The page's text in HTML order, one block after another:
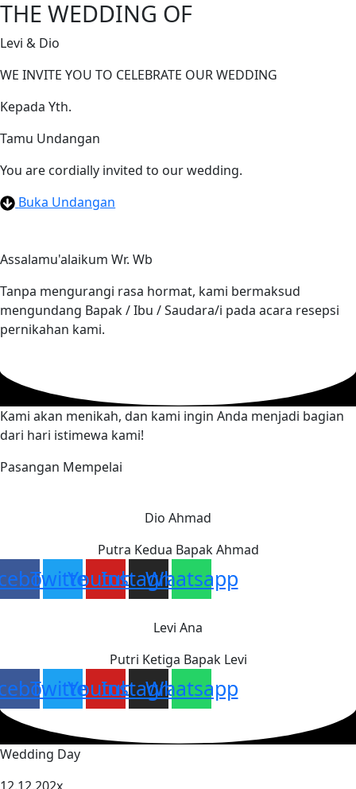
THE WEDDING OF
Levi & Dio
WE INVITE YOU TO CELEBRATE OUR WEDDING
Kepada Yth.
Tamu Undangan
You are cordially invited to our wedding.
Buka Undangan
Assalamu'alaikum Wr. Wb
Tanpa mengurangi rasa hormat, kami bermaksud
mengundang Bapak / Ibu / Saudara/i pada acara resepsi
pernikahan kami.
Kami akan menikah, dan kami ingin Anda menjadi bagian
dari hari istimewa kami!
Pasangan Mempelai
Dio Ahmad
Putra Kedua Bapak Ahmad
TwitterYoutube
Instagram
Whatsapp
Levi Ana
Putri Ketiga Bapak Levi
TwitterYoutube
Instagram
Whatsapp
Wedding Day
12.12.202x